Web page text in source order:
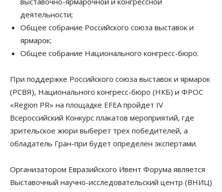
деятельности;
Общее собрание Российского союза выставок и
ярмарок;
Общее собрание Национального конгресс-бюро.
При поддержке Российского союза выставок и ярмарок
(РСВЯ), Национального конгресс-бюро (НКБ) и ФРОС
«Region PR» на площадке EFEA пройдет IV
Всероссийский Конкурс плакатов мероприятий, где
зрительское жюри выберет трех победителей, а
обладатель Гран-при будет определен экспертами.
Организатором Евразийского Ивент Форума является
Выставочный научно-исследовательский центр (ВНИЦ)